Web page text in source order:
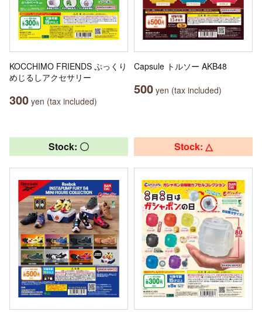
KOCCHIMO FRIENDS ぷっくり
めじるしアクセサリー
300 yen (tax included)
Capsule トルソー AKB48
500 yen (tax included)
Stock: 〇 Stock: △